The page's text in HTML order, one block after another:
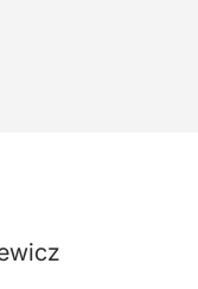
wniosek o